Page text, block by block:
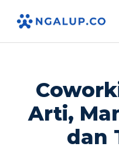
isi
Arti,
dan